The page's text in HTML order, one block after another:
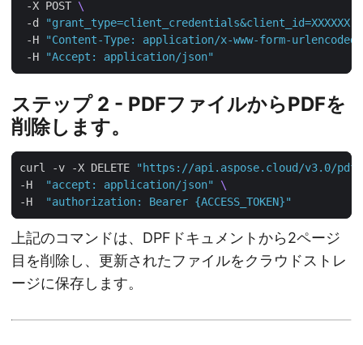
-X POST
-d
"grant_type=client_credentials&client_id=XXXXXX-
-H
"Content-Type: application/x-www-form-urlencoded"
-H
"Accept: application/json"
ステップ 2 - PDFファイルからPDFを
削除します。
curl -v -X DELETE
"https://api.aspose.cloud/v3.0/pdf/
-H
"accept: application/json"
-H
"authorization: Bearer {ACCESS_TOKEN}"
上記のコマンドは、DPFドキュメントから2ページ
目を削除し、更新されたファイルをクラウドストレ
ージに保存します。